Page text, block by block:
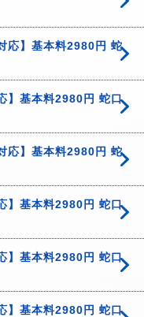
応】基本料2980円 蛇
】基本料2980円 蛇口
応】基本料2980円 蛇
】基本料2980円 蛇口
】基本料2980円 蛇口
】基本料2980円 蛇口